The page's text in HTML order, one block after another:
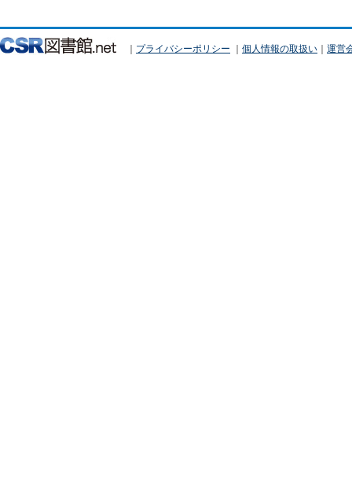
｜ プライバシーポリシー ｜ 個人情報の取扱い ｜ 運営